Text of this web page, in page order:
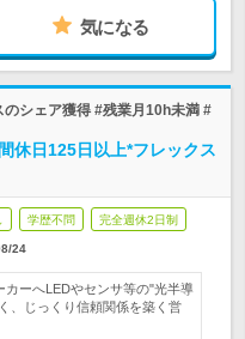
気になる
のシェア獲得 #残業月10h未満 #
休日125日以上*フレックス
学歴不問 完全週休2日制
24
カーへLEDやセンサ等の"光半導
、じっくり信頼関係を築く営